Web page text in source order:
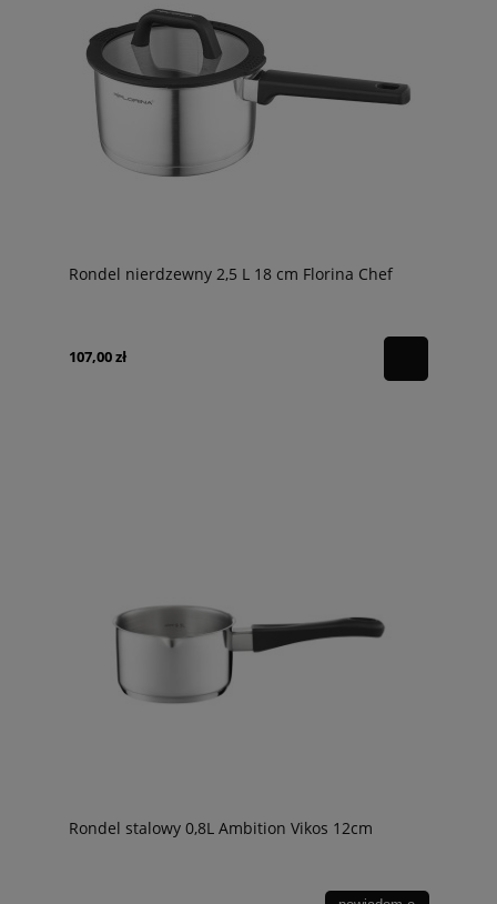
Rondel nierdzewny 2,5 L 18 cm Florina Chef
107,00 zł
Rondel stalowy 0,8L Ambition Vikos 12cm